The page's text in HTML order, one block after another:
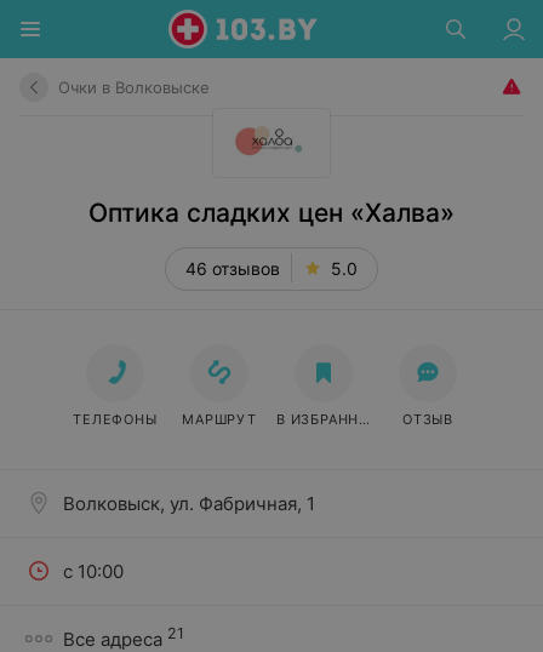
Очки в Волковыске
Оптика сладких цен «Халва»
46 отзывов 5.0
Волковыск, ул. Фабричная, 1
с 10:00
Все адреса 21
ТЕЛЕФОНЫ МАРШРУТ В ИЗБРАННОЕ ОТЗЫВ